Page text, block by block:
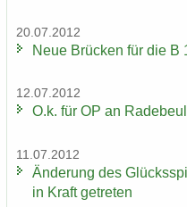
20.07.2012
Neue Brü­cken für die B
12.07.2012
O.k. für OP an
11.07.2012
Än­de­rung des
in Kraft ge­tre­ten